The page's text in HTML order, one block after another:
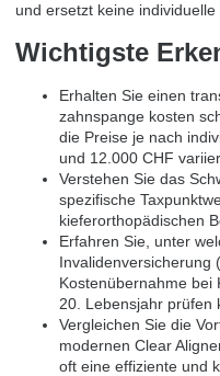
und ersetzt keine
Wichtigste
Erhalten Sie einen
zahnspange kosten
die Preise je nach
und 12.000 CHF
Verstehen Sie das
spezifische
kieferorthopädischen
Erfahren Sie, unter
Invalidenversicherung
Kostenübernahme bei
20. Lebensjahr prüfen
Vergleichen Sie die
modernen Clear
oft eine effiziente und